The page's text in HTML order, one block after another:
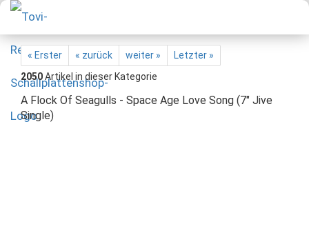
« Erster « zurück weiter »
Letzter »
2050Artikel in dieser Kategorie
A Flock Of Seagulls - Space Age Love Song (7" Jive
Single)